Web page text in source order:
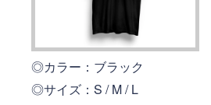
◎カラー：ブラック
◎サイズ：S / M / L